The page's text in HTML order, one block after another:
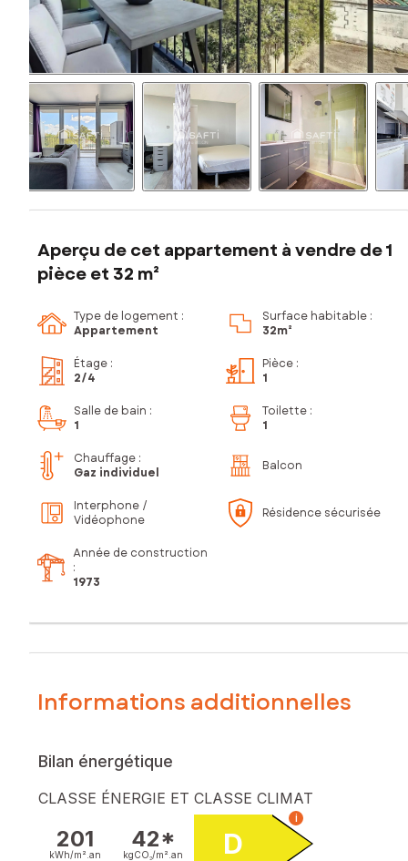
Aperçu de cet appartement à vendre de 1
pièce et 32 m²
Type de logement :
Appartement
Surface habitable :
32m²
Étage :
2/4
Pièce :
1
Salle de bain :
1
Toilette :
1
Chauffage :
Gaz individuel
Balcon
Interphone /
Vidéophone
Résidence sécurisée
Année de construction
:
1973
Informations additionnelles
Bilan énergétique
CLASSE ÉNERGIE ET CLASSE CLIMAT
201
kWh/m². an
42*
kgCO₂/m². an D
i